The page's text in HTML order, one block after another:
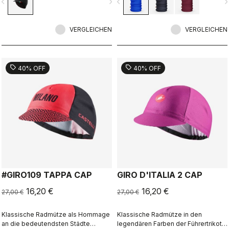
navigate_next
VERGLEICHEN
navigate_before
VERGLEICHEN
sell 40% OFF
#GIRO109 TAPPA CAP
27,00 € 16,20 €
Klassische Radmütze als Hommage
an die bedeutendsten Städte
sell 40% OFF
GIRO D'ITALIA 2 CAP
27,00 € 16,20 €
Klassische Radmütze in den
legendären Farben der Führertrikots